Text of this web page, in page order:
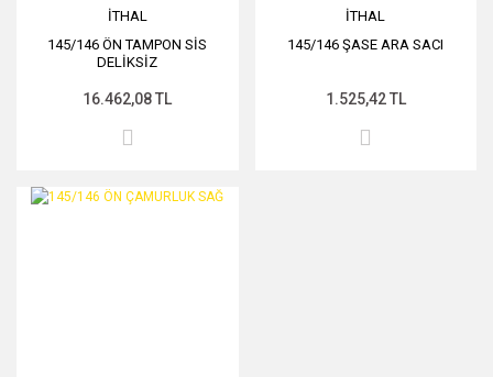
İTHAL
145/146 ÖN TAMPON SİS
DELİKSİZ
16.462,08 TL
İTHAL
145/146 ŞASE ARA SACI
1.525,42 TL